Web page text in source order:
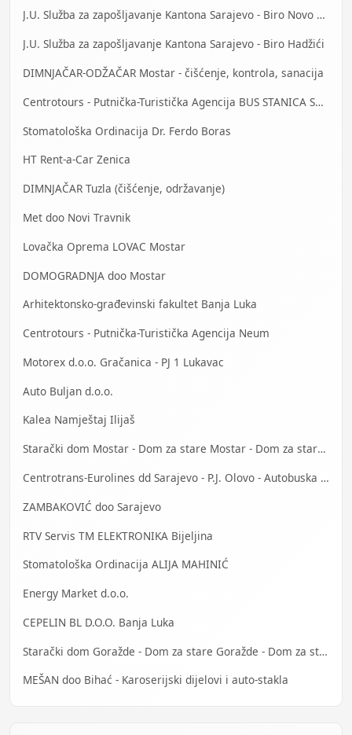
J.U. Služba za zapošljavanje Kantona Sarajevo - Biro Novo Sarajevo
J.U. Služba za zapošljavanje Kantona Sarajevo - Biro Hadžići
DIMNJAČAR-ODŽAČAR Mostar - čišćenje, kontrola, sanacija
Centrotours - Putnička-Turistička Agencija BUS STANICA Sarajevo
Stomatološka Ordinacija Dr. Ferdo Boras
HT Rent-a-Car Zenica
DIMNJAČAR Tuzla (čišćenje, održavanje)
Met doo Novi Travnik
Lovačka Oprema LOVAC Mostar
DOMOGRADNJA doo Mostar
Arhitektonsko-građevinski fakultet Banja Luka
Centrotours - Putnička-Turistička Agencija Neum
Motorex d.o.o. Gračanica - PJ 1 Lukavac
Auto Buljan d.o.o.
Kalea Namještaj Ilijaš
Starački dom Mostar - Dom za stare Mostar - Dom za stara lica Mostar
Centrotrans-Eurolines dd Sarajevo - P.J. Olovo - Autobuska stanica
ZAMBAKOVIĆ doo Sarajevo
RTV Servis TM ELEKTRONIKA Bijeljina
Stomatološka Ordinacija ALIJA MAHINIĆ
Energy Market d.o.o.
CEPELIN BL D.O.O. Banja Luka
Starački dom Goražde - Dom za stare Goražde - Dom za stara lica Goražde
MEŠAN doo Bihać - Karoserijski dijelovi i auto-stakla